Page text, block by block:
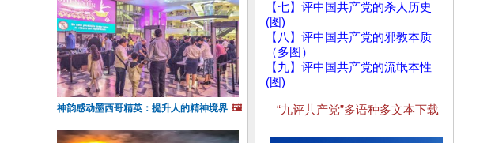
神韵感动墨西哥精英：提升人的精神境界 🖼️
【七】评中国共产党的杀人历史
(图)
【八】评中国共产党的邪教本质
（多图）
【九】评中国共产党的流氓本性
(图)
“九评共产党”多语种多文本下载